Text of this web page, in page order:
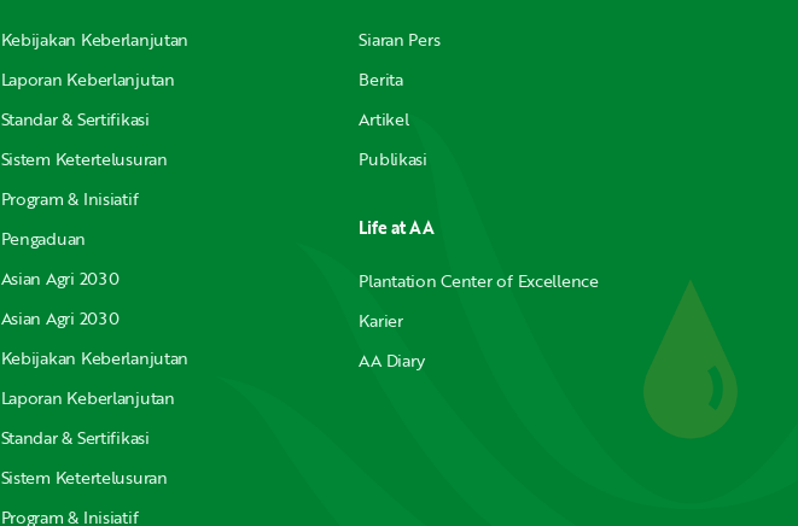
Kebijakan Keberlanjutan
Laporan Keberlanjutan
Standar & Sertifikasi
Sistem Ketertelusuran
Program & Inisiatif
Pengaduan
Asian Agri 2030
Asian Agri 2030
Kebijakan Keberlanjutan
Laporan Keberlanjutan
Standar & Sertifikasi
Sistem Ketertelusuran
Program & Inisiatif
Siaran Pers
Berita
Artikel
Publikasi
Life at AA
Plantation Center of Excellence
Karier
AA Diary